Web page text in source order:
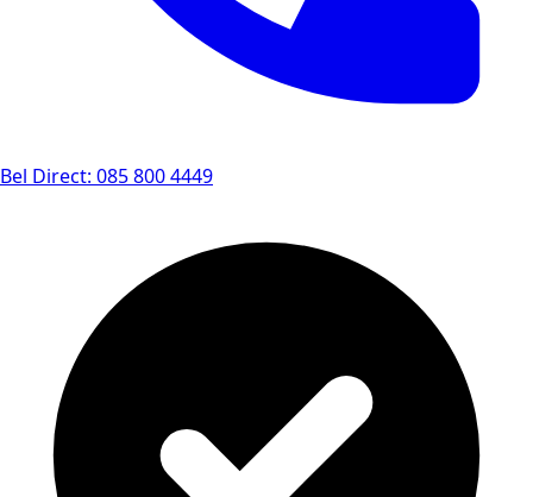
Bel Direct: 085 800 4449